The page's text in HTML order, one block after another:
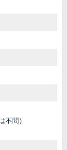
不問）